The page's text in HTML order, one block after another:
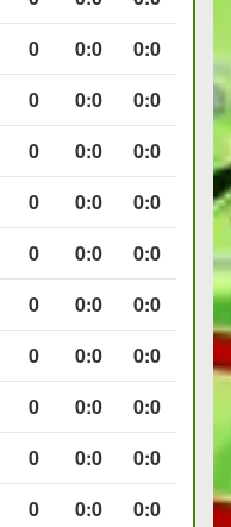
0 0:0
0:0
0 0:0
0:0
0 0:0
0:0
0 0:0
0:0
0 0:0
0:0
0 0:0
0:0
0 0:0
0:0
0 0:0
0:0
0 0:0
0:0
0 0:0 0:0